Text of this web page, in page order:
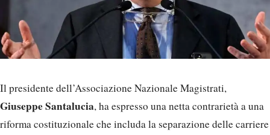
Il presidente dell’Associazione Nazionale Magistrati,
Giuseppe Santalucia, ha espresso una netta contrarietà a una
riforma costituzionale che includa la separazione delle carriere